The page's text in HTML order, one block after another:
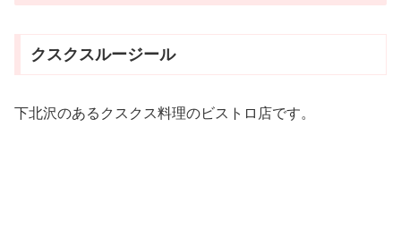
クスクスルージール
下北沢のあるクスクス料理のビストロ店です。